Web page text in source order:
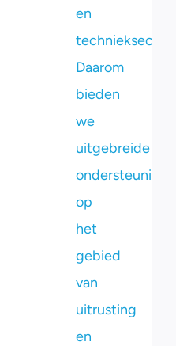
en
technieksector.
Daarom
bieden
we
uitgebreide
ondersteuning
op
het
gebied
van
uitrusting
en